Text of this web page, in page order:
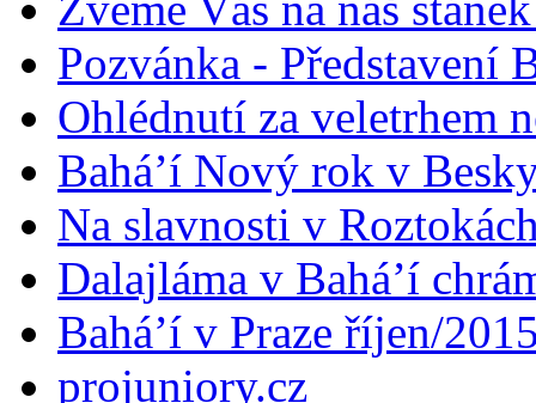
Pozvánka - Představení
Ohlédnutí za veletrhem
Bahá’í Nový rok v
Na slavnosti v
Dalajláma v Bahá’í
Bahá’í v Praze říjen/
projuniory.cz